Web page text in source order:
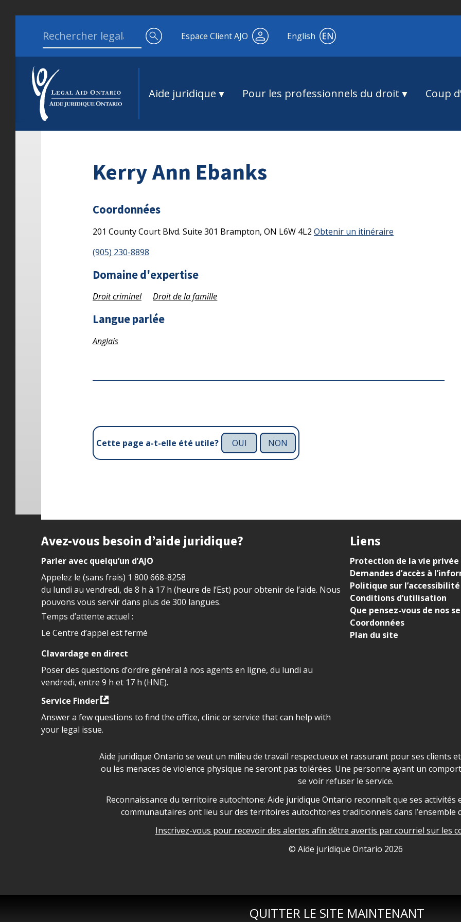
QUITTER LE SITE MAINTENANT
Search for:
Espace Client AJO English
Aide juridique Pour les professionnels du droit Coup
Kerry Ann Ebanks
Coordonnées
201 County Court Blvd. Suite 301 Brampton, ON L6W 4L2 Obtenir un itinéraire
(905) 230-8898
Domaine d'expertise
Droit criminel Droit de la famille
Langue parlée
Anglais
Cette page a-t-elle été utile? OUI NON
Site footer
Avez-vous besoin d’aide juridique?
Parler avec quelqu’un d’AJO
Appelez le (sans frais) 1 800 668-8258
du lundi au vendredi, de 8 h à 17 h (heure de l’Est) pour obtenir de l’aide. Nous
pouvons vous servir dans plus de 300 langues.
Temps d’attente actuel :
Le Centre d’appel est fermé
Clavardage en direct
Poser des questions d’ordre général à nos agents en ligne, du lundi au
vendredi, entre 9 h et 17 h (HNE).
Service Finder
Answer a few questions to find the office, clinic or service that can help with
your legal issue.
Liens
Protection de la vie privée
Demandes d’accès à
Politique sur l’accessibilité
Conditions d’utilisation
Que pensez-vous de nos
Coordonnées
Plan du site
Déclaration sur la sécurité dans les locaux d'AJO.
Aide juridique Ontario se veut un milieu de travail respectueux et rassurant pour ses clients
ou les menaces de violence physique ne seront pas tolérées. Une personne ayant un
se voir refuser le service.
Legal Aid Ontario land acknowledgement
Reconnaissance du territoire autochtone: Aide juridique Ontario reconnaît que ses activités
communautaires ont lieu sur des territoires autochtones traditionnels dans l’ensemble
Inscrivez-vous pour recevoir des alertes afin dêtre avertis par courriel sur les
© Aide juridique Ontario 2026